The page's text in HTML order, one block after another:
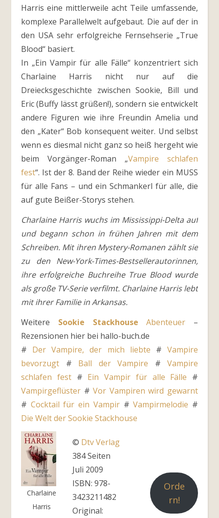
Harris eine mittlerweile acht Teile umfassende,
komplexe Parallelwelt aufgebaut. Die auf der in
den USA sehr erfolgreiche Fernsehserie „True
Blood“ basiert.
In „Ein Vampir für alle Fälle“ konzentriert sich
Charlaine Harris nicht nur auf die
Dreiecksgeschichte zwischen Sookie, Bill und
Eric (Buffy lässt grüßen!), sondern sie entwickelt
andere Figuren wie ihre Freundin Amelia und
den „Kater“ Bob konsequent weiter. Und selbst
wenn es diesmal nicht ganz so heiß hergeht wie
beim Vorgänger-Roman „Vampire schlafen
fest“. Ist der 8. Band der Reihe wieder ein MUSS
für alle Fans – und ein Schmankerl für alle, die
auf gute Beißer-Storys stehen.
Charlaine Harris wuchs im Mississippi-Delta auf
und begann schon in frühen Jahren mit dem
Schreiben. Mit ihren Mystery-Romanen zählt sie
zu den New-York-Times-Bestsellerautorinnen,
ihre erfolgreiche Buchreihe True Blood wurde
als große TV-Serie verfilmt. Charlaine Harris lebt
mit ihrer Familie in Arkansas.
Weitere Sookie Stackhouse Abenteuer –
Rezensionen hier bei hallo-buch.de
# Der Vampire, der mich liebte #Vampire
bevorzugt # Ball der Vampire # Vampire
schlafen fest# Ein Vampir für alle Fälle #
Vampirgeflüster #Vor Vampiren wird gewarnt
# Cocktail für ein Vampir#Vampirmelodie #
Die Welt der Sookie Stackhouse
Charlaine
Harris
© Dtv Verlag
384 Seiten
Juli 2009
ISBN: 978-
3423211482
Original:
Orde
rn!